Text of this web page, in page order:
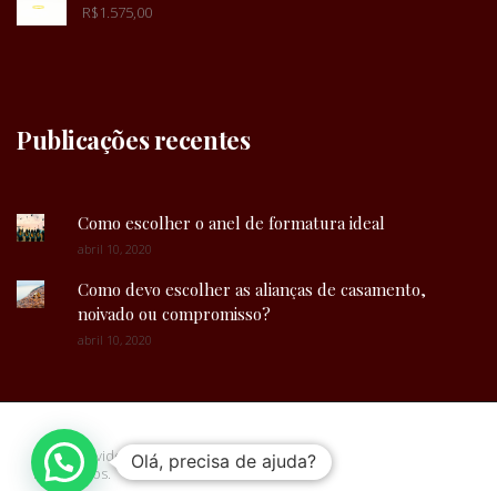
R$1.575,00
Publicações recentes
Como escolher o anel de formatura ideal
abril 10, 2020
Como devo escolher as alianças de casamento,
noivado ou compromisso?
abril 10, 2020
Desenvolvido porPlim.ag| Todos os direitos
reservados.
Olá, precisa de ajuda?